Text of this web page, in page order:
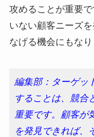
攻めることが重要
いない顧客ニーズ
なげる機会にもなり
編集部：ターゲッ
することは、競合
重要です。顧客が
を発見できれば、